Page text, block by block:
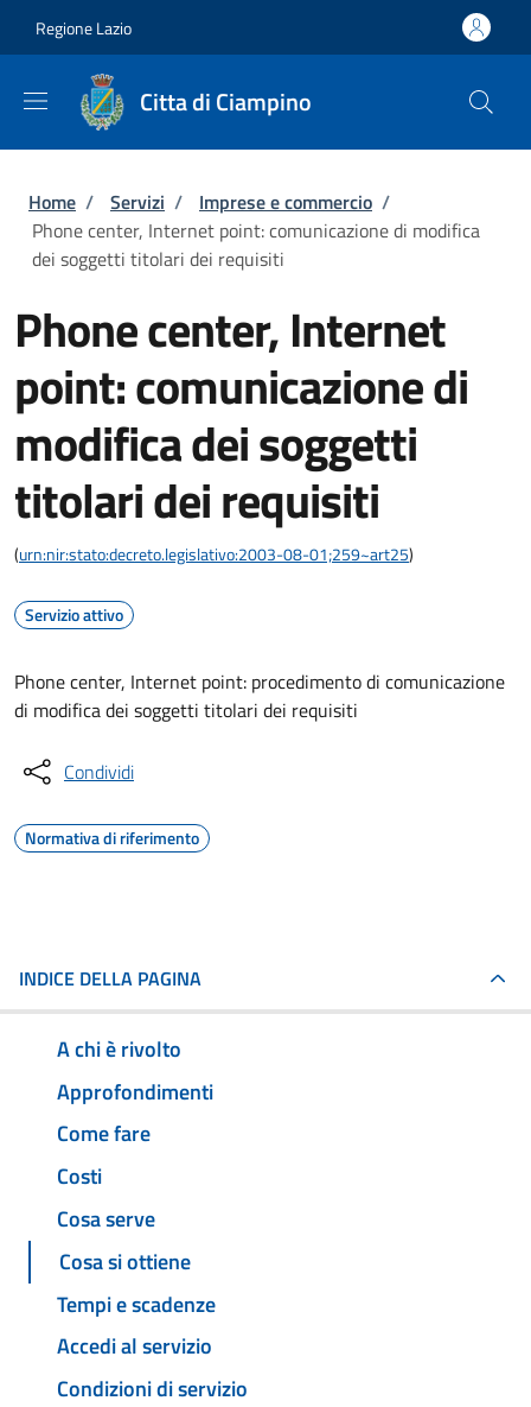
Regione Lazio
Citta di Ciampino
Briciole di pane
Home / Servizi / Imprese e commercio /
Phone center, Internet point: comunicazione di modifica
dei soggetti titolari dei requisiti
Phone center, Internet
point: comunicazione di
modifica dei soggetti
titolari dei requisiti
(urn:nir:stato:decreto.legislativo:2003-08-01;259~art25)
Servizio attivo
Phone center, Internet point: procedimento di comunicazione
di modifica dei soggetti titolari dei requisiti
Condividi
Normativa di riferimento
INDICE DELLA PAGINA
A chi è rivolto
Approfondimenti
Come fare
Costi
Cosa serve
Cosa si ottiene
Tempi e scadenze
Accedi al servizio
Condizioni di servizio